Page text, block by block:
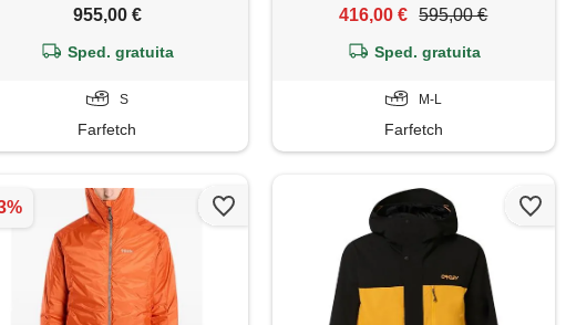
955,00 €
Sped. gratuita
S
Farfetch
416,00 € 595,00 €
Sped. gratuita
M-L
Farfetch